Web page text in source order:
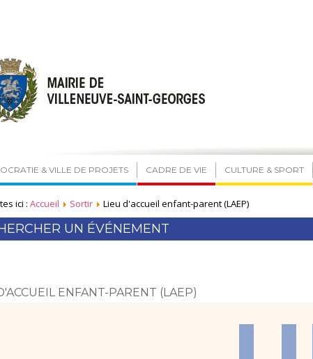
& VILLE DE PROJETS CADRE DE VIE CULTURE & SPORT
ici : Accueil Sortir Lieu d'accueil enfant-parent (LAEP)
UN ÉVÉNEMENT
ENFANT-PARENT (LAEP)